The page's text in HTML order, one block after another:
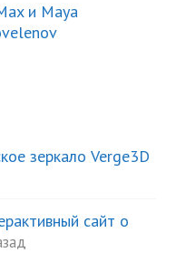
и Maya
зеркало Verge3D
сайт о